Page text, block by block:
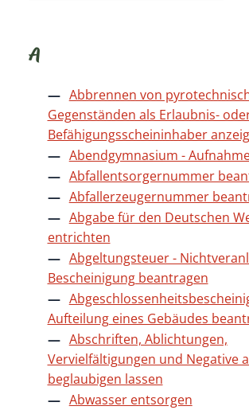
A
Abbrennen von
Gegenständen als Erlaubnis-
Befähigungsscheininhaber
Abendgymnasium -
Abfallentsorgernummer
Abfallerzeugernummer
Abgabe für den Deutschen
entrichten
Abgeltungsteuer -
Bescheinigung beantragen
Aufteilung eines Gebäudes
Abschriften, Ablichtungen,
Vervielfältigungen und Negative
beglaubigen lassen
Abwasser entsorgen